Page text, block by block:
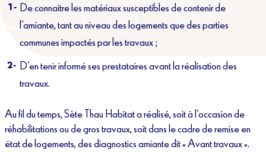
De connaitre les matériaux susceptibles de contenir de
l’amiante, tant au niveau des logements que des parties
communes impactés par les travaux ;
D’en tenir informé ses prestataires avant la réalisation des
travaux.
Au fil du temps, Sète Thau Habitat a réalisé, soit à l’occasion de
réhabilitations ou de gros travaux, soit dans le cadre de remise en
état de logements, des diagnostics amiante dit « Avant travaux ».